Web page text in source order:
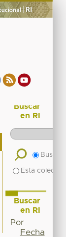
Buscar
en RI
Buscar
Esta
Buscar
en RI
Por
Fecha